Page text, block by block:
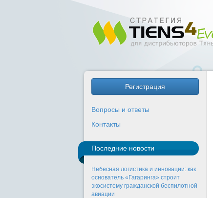
Регистрация
Вопросы и ответы
Контакты
Последние новости
Небесная логистика и инновации: как
основатель «Гагаринга» строит
экосистему гражданской беспилотной
авиации